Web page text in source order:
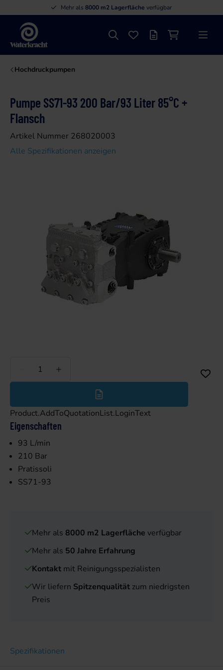
Mehr als8000 m2 Lagerfläche verfügbar
Waterkracht
SucheFavoritenAngebotslisteMenü
Hochdruckpumpen
Pumpe SS71-93 200 Bar/93 Liter 85°C +
Flansch
Artikel Nummer 268020003
Alle Spezifikationen anzeigen
Weniger
Product.AddToQuotationList.LoginText
Eigenschaften
93 L/min
210 Bar
Pratissoli
SS71-93
Mehr als 8000 m2 Lagerfläche verfügbar
Mehr als 50 Jahre Erfahrung
Kontakt mit Reinigungsspezialisten
Wir liefern Spitzenqualität zum niedrigsten
Preis
Spezifikationen